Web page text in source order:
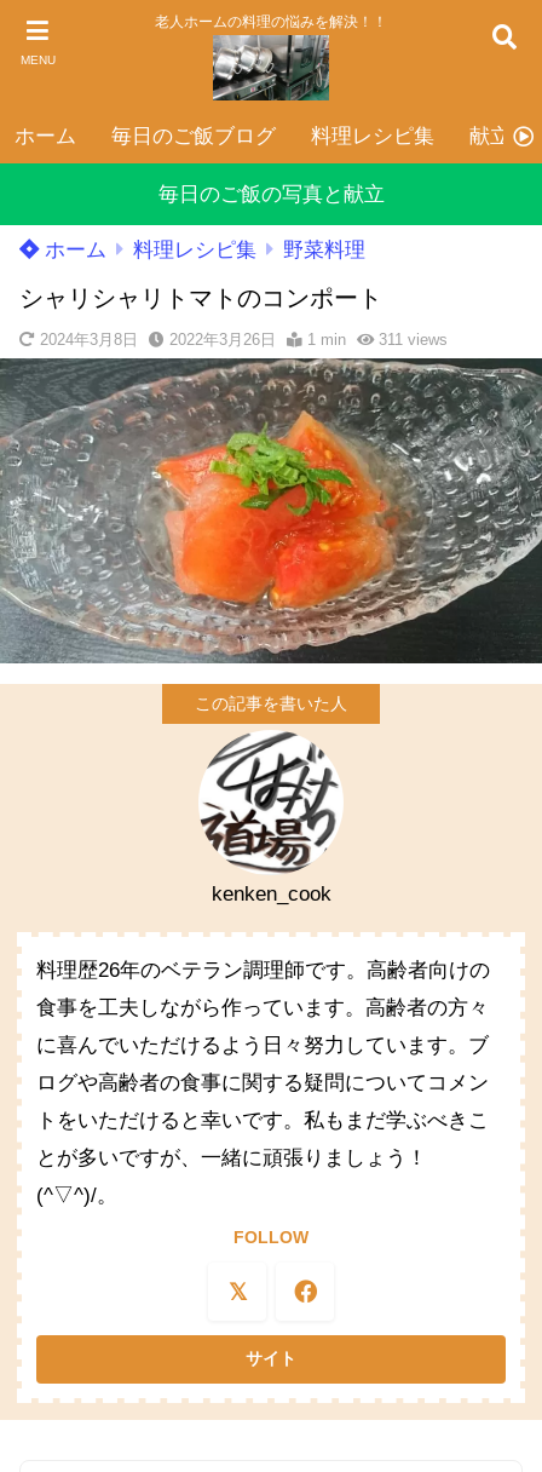
MENU
老人ホームの料理の悩みを解決！！
ホーム 毎日のご飯ブログ 料理レシピ集 献立表
毎日のご飯の写真と献立
ホーム 料理レシピ集 野菜料理
シャリシャリトマトのコンポート
2024年3月8日 2022年3月26日 1 min 311views
kenken_cook
料理歴26年のベテラン調理師です。高齢者向けの
食事を工夫しながら作っています。高齢者の方々
に喜んでいただけるよう日々努力しています。ブ
ログや高齢者の食事に関する疑問についてコメン
トをいただけると幸いです。私もまだ学ぶべきこ
とが多いですが、一緒に頑張りましょう！
(^▽^)/。
FOLLOW